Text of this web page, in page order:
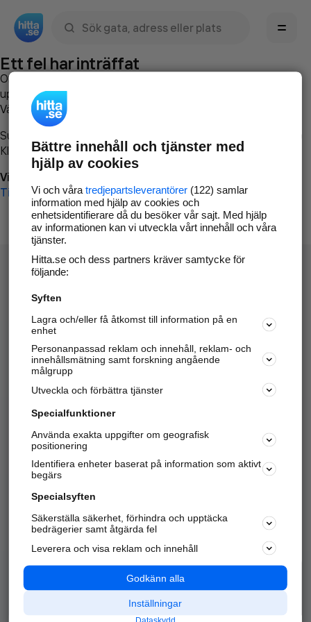
Ett fel har inträffat
Om du vill kan du
uppstod så att vi lättare och snabbare kan avhjälpa det.
Vänligen försök med följande:
Surfa till
Klicka påTillbaka-knappen i webbläsaren och försök igen
Vi beklagar besväret!
Till startsidan
Hitta.se - Gratis nummerupplysning.
Sök företag, personer och platser.
Hitta telefonnummer, adresser, företagsinfo mm.
Marknadsför företaget
Kom igång och annonsera mot
samarbetspartners nära dig.
Alla kategorier
Populära sökningar
API & Kartor
Annonsera
Integritet
Nödnummer
Bättre innehåll och tjänster med
hjälp av cookies
Vi och våra tredjepartsleverantörer(122) samlar
information med hjälp av cookies och
enhetsidentifierare då du besöker vår sajt. Med hjälp
av informationen kan vi utveckla vårt innehåll och våra
tjänster.
Hitta.se och dess partners kräver samtycke för
följande:
Syften
Lagra och/eller få åtkomst till information på en
enhet
Personanpassad reklam och innehåll, reklam- och
innehållsmätning samt forskning angående
målgrupp
Utveckla och förbättra tjänster
Specialfunktioner
Använda exakta uppgifter om geografisk
positionering
Identifiera enheter baserat på information som aktivt
begärs
Specialsyften
Säkerställa säkerhet, förhindra och upptäcka
bedrägerier samt åtgärda fel
Leverera och visa reklam och innehåll
Godkänn alla
Inställningar
Dataskydd